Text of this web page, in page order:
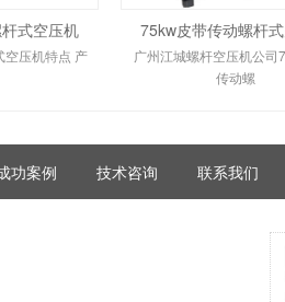
式空压机
空压机特点 产
75kw皮带传动螺杆
广州江城螺杆空压机公司
传动螺
功案例 技术咨询 联系我们